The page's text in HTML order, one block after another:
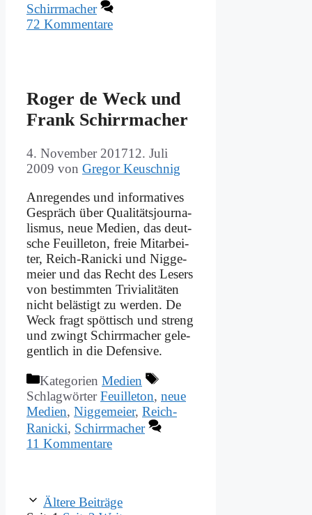
Schirrmacher
72 Kommentare
Ro­ger de Weck und
Frank Schirr­ma­cher
4. November 201712. Juli
2009 von Gregor Keuschnig
An­re­gen­des und in­for­ma­ti­ves
Ge­spräch über Qua­li­täts­jour­na­
lis­mus, neue Me­di­en, das deut­
sche Feuil­le­ton, freie Mit­ar­bei­
ter, Reich-Ra­­nicki und Nig­ge­
mei­er und das Recht des Le­sers
von be­stimm­ten Tri­via­li­tä­ten
nicht be­lä­stigt zu wer­den. De
Weck fragt spöt­tisch und streng
und zwingt Schirr­ma­cher ge­le­
gent­lich in die De­fen­si­ve.
Kategorien Medien
SchlagwörterFeuilleton, neue
Medien, Niggemeier, Reich-
Ranicki, Schirrmacher
11 Kommentare
Ältere Beiträge